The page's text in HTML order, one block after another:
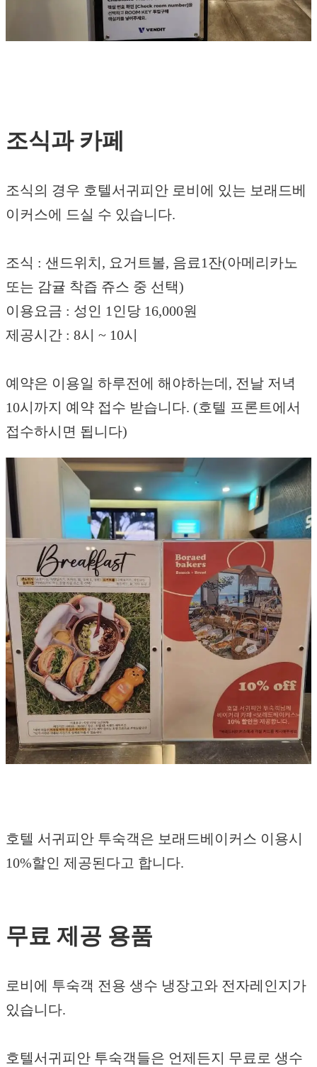
조식과 카페
조식의 경우 호텔서귀피안 로비에 있는 보래드베
이커스에 드실 수 있습니다.
조식 : 샌드위치, 요거트볼, 음료1잔(아메리카노
또는 감귤 착즙 쥬스 중 선택)
이용요금 : 성인 1인당 16,000원
제공시간 : 8시 ~ 10시
예약은 이용일 하루전에 해야하는데, 전날 저녁
10시까지 예약 접수 받습니다. (호텔 프론트에서
접수하시면 됩니다)
호텔 서귀피안 투숙객은 보래드베이커스 이용시
10%할인 제공된다고 합니다.
무료 제공 용품
로비에 투숙객 전용 생수 냉장고와 전자레인지가
있습니다.
호텔서귀피안 투숙객들은 언제든지 무료로 생수